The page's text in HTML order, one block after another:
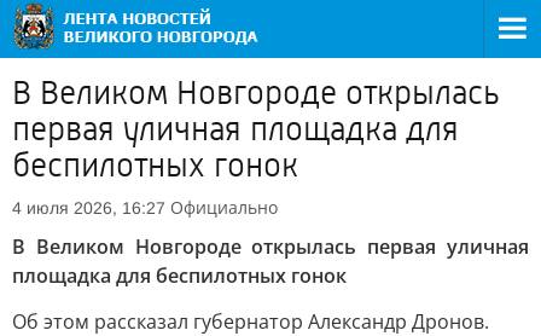
В Великом Новгороде открылась
первая уличная площадка для
беспилотных гонок
4 июля 2026, 16:27 Официально
В Великом Новгороде открылась первая уличная
площадка для беспилотных гонок
Об этом рассказал губернатор Александр Дронов.